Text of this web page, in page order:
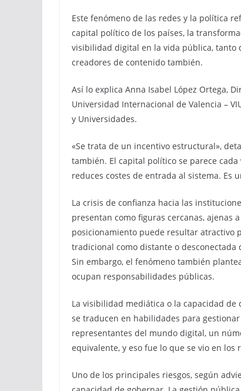
Este fenómeno de las redes y la política
capital político de los países, la
visibilidad digital en la vida pública, tanto
creadores de contenido también.
Así lo explica Anna Isabel López Ortega,
Universidad Internacional de Valencia –
y Universidades.
«Se trata de un incentivo estructural»,
también. El capital político se parece
reduces costes de entrada al sistema. Es
La crisis de confianza hacia las
presentan como figuras cercanas, ajenas
posicionamiento puede resultar atractivo
tradicional como distante o desconectada
Sin embargo, el fenómeno también
ocupan responsabilidades públicas.
La visibilidad mediática o la capacidad
se traducen en habilidades para
representantes del mundo digital, un
equivalente, y eso fue lo que se vio en
Uno de los principales riesgos, según